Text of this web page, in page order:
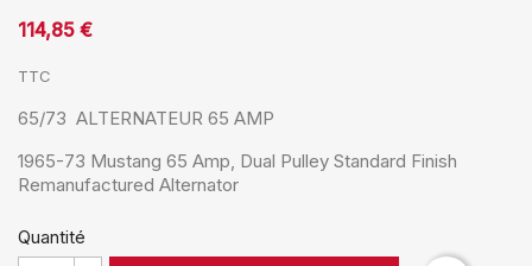
114,85 €
TTC
65/73 ALTERNATEUR 65 AMP
1965-73 Mustang 65 Amp, Dual Pulley Standard Finish
Remanufactured Alternator
Quantité